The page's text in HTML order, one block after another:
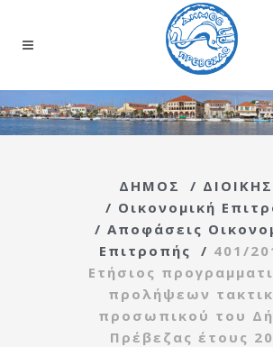
ΔΗΜΟΣ /
/ Οικονομική
/ Αποφάσεις
Επιτροπής
/ 401/
Ετήσιος
προλήψεων
προσωπικού του
Πρέβεζας έτους